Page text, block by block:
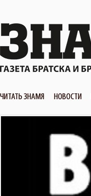
ЧИТАТЬ ЗНАМЯ НОВОСТИ